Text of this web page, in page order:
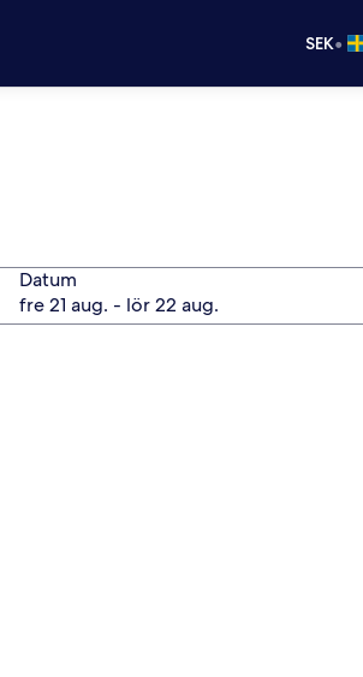
SEK•
Datum